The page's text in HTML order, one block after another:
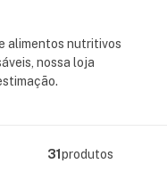
alimentos nutritivos
nossa loja
31produtos